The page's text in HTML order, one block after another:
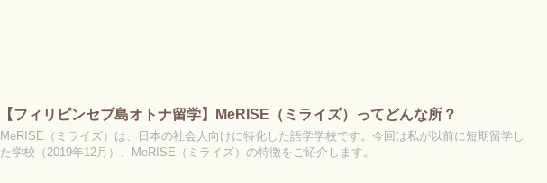
【フィリピンセブ島オトナ留学】MeRISE（ミライズ）ってどんな所？
MeRISE（ミライズ）は、日本の社会人向けに特化した語学学校です。今回は私が以前に短期留学し
た学校（2019年12月）、MeRISE（ミライズ）の特徴をご紹介します。